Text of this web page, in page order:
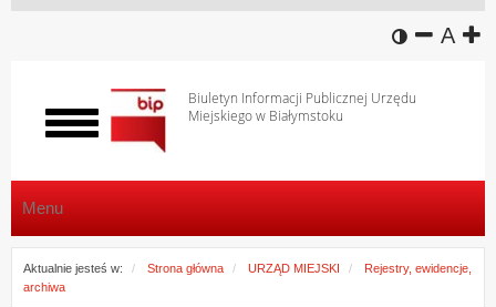
wersja
A
Biuletyn Informacji Publicznej Urzędu
Miejskiego w Białymstoku
Włącz
menu
Menu
Aktualnie jesteś w: Strona główna URZĄD MIEJSKI
Rejestry, ewidencje,
archiwa